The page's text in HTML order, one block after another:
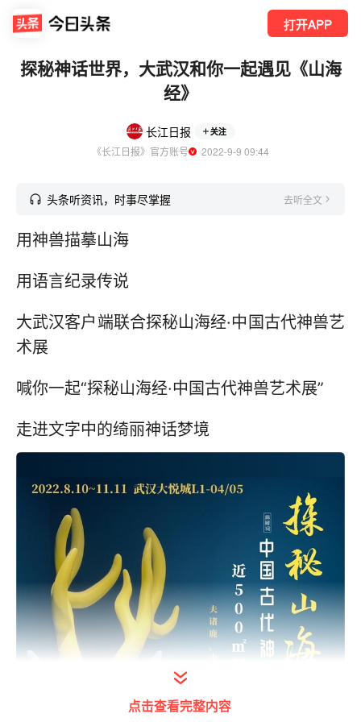
打开APP
探秘神话世界，大武汉和你一起遇见《山海
经》
长江日报 关注
《长江日报》官方账号
  2022-9-9 09:44
头条听资讯，时事尽掌握 去听全文
用神兽描摹山海
用语言纪录传说
大武汉客户端联合探秘山海经·中国古代神兽艺
术展
喊你一起“探秘山海经·中国古代神兽艺术展”
走进文字中的绮丽神话梦境
点击查看完整内容